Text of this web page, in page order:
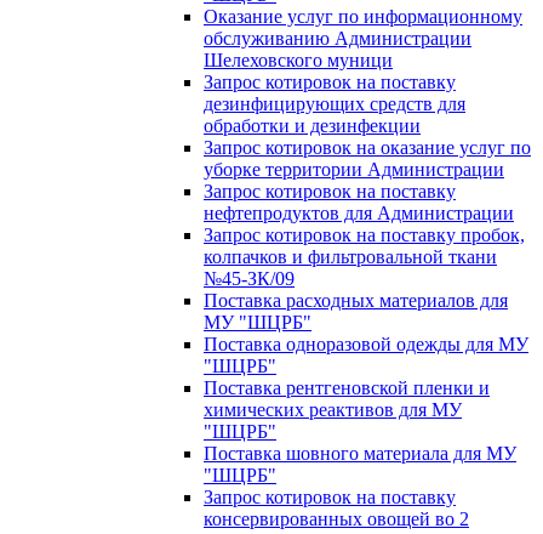
Оказание услуг по информационному
обслуживанию Администрации
Шелеховского муници
Запрос котировок на поставку
дезинфицирующих средств для
обработки и дезинфекции
Запрос котировок на оказание услуг по
уборке территории Администрации
Запрос котировок на поставку
нефтепродуктов для Администрации
Запрос котировок на поставку пробок,
колпачков и фильтровальной ткани
№45-ЗК/09
Поставка расходных материалов для
МУ "ШЦРБ"
Поставка одноразовой одежды для МУ
"ШЦРБ"
Поставка рентгеновской пленки и
химических реактивов для МУ
"ШЦРБ"
Поставка шовного материала для МУ
"ШЦРБ"
Запрос котировок на поставку
консервированных овощей во 2